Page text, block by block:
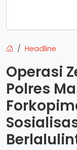
Headline
Operasi
Polres